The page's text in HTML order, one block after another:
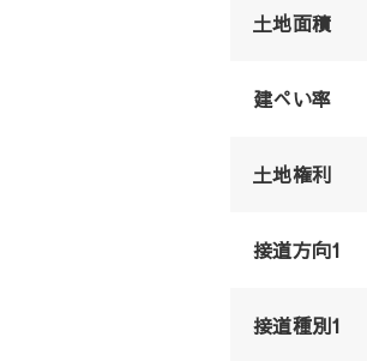
土地面積
建ぺい率
土地権利
接道方向1
接道種別1